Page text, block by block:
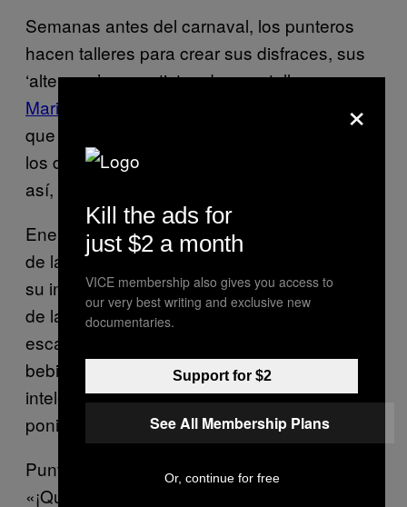
Semanas antes del carnaval, los punteros
hacen talleres para crear sus disfraces, sus
‘alter ego’, con artistas de gran talla como
Mariana Camberos,
diseñadora mexicana
que reside en Alemania, obsesionada con
los delirantes triángulos aztecas. Viéndolo
así, la cuota de entrada vale la pena.
Enemigos de lo monótono, transformadores
de la tradición, los «punteros» carnavalean
su intelectualismo: sus vidas artísticas lejos
de la calurosa arena barranquillera. Cuerpos
escarchados, con penes como nariz,
bebiendo tacones inflamados de vino:
intelectuales, incomprendidos de farra,
poniéndose el mundo de ruana.
Punteros que este año se desdoblaron en
«¡Qué rica estoy!», el tema que del 14 al 17
×
Kill the ads for
just $2 a month
VICE membership also gives you access to
our very best writing and exclusive new
documentaries.
Support for $2
See All Membership Plans
Or, continue for free